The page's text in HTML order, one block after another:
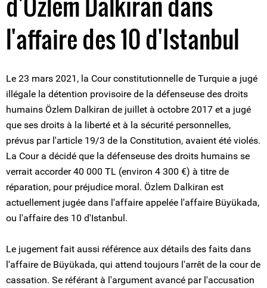
l'affaire des 10 d'Istanbul
Le 23 mars 2021, la Cour constitutionnelle de Turquie a jugé
illégale la détention provisoire de la défenseuse des droits
humains Özlem Dalkiran de juillet à octobre 2017 et a jugé
que ses droits à la liberté et à la sécurité personnelles,
prévus par l'article 19/3 de la Constitution, avaient été violés.
La Cour a décidé que la défenseuse des droits humains se
verrait accorder 40 000 TL (environ 4 300 €) à titre de
réparation, pour préjudice moral. Özlem Dalkiran est
actuellement jugée dans l'affaire appelée l'affaire Büyükada,
ou l'affaire des 10 d'Istanbul.
Le jugement fait aussi référence aux détails des faits dans
l'affaire de Büyükada, qui attend toujours l'arrêt de la cour de
cassation. Se référant à l'argument avancé par l'accusation